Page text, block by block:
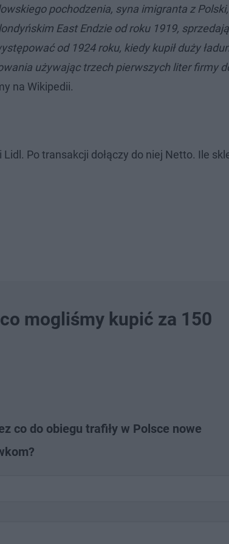
pochodzenia, syna imigranta z
East Endzie od roku 1919,
od 1924 roku, kiedy kupił duży
używając trzech pierwszych liter firmy
na Wikipedii.
Po transakcji dołączy do niej Netto. Ile
mogliśmy kupić za 150
co do obiegu trafiły w Polsce nowe